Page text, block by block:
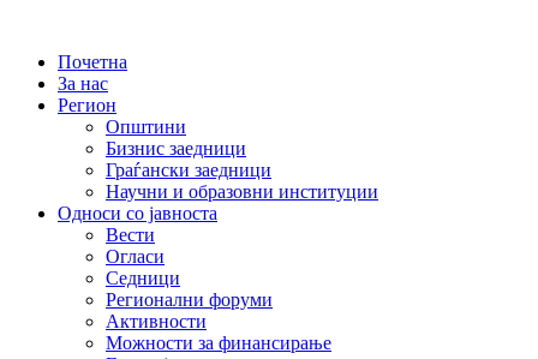
Почетна
За нас
Регион
Општини
Бизнис заедници
Граѓански заедници
Научни и образовни институции
Односи со јавноста
Вести
Огласи
Седници
Регионални форуми
Активности
Можности за финансирање